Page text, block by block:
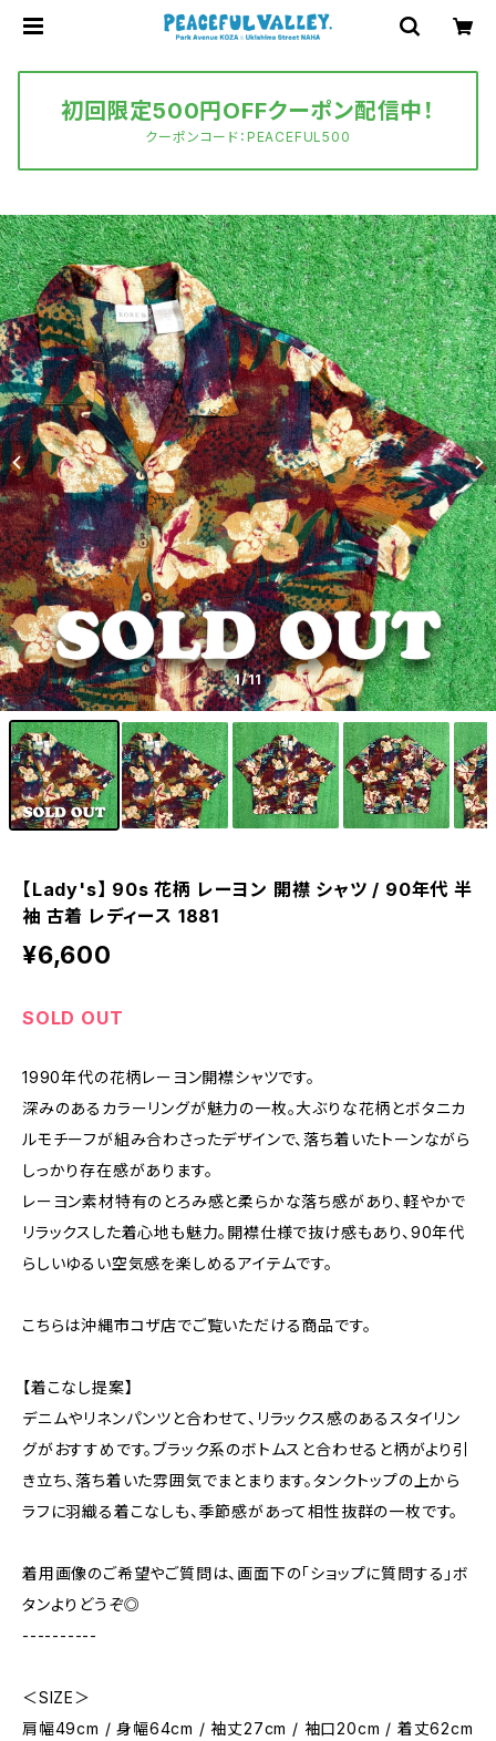
初回限定500円OFFクーポン配信中！
クーポンコード：PEACEFUL500
1/11
【Lady's】 90s 花柄 レーヨン 開襟 シャツ / 90年代 半
袖 古着 レディース 1881
¥6,600
SOLD OUT
1990年代の花柄レーヨン開襟シャツです。
深みのあるカラーリングが魅力の一枚。大ぶりな花柄とボタニカ
ルモチーフが組み合わさったデザインで、落ち着いたトーンながら
しっかり存在感があります。
レーヨン素材特有のとろみ感と柔らかな落ち感があり、軽やかで
リラックスした着心地も魅力。開襟仕様で抜け感もあり、90年代
らしいゆるい空気感を楽しめるアイテムです。
こちらは沖縄市コザ店でご覧いただける商品です。
【着こなし提案】
デニムやリネンパンツと合わせて、リラックス感のあるスタイリン
グがおすすめです。ブラック系のボトムスと合わせると柄がより引
き立ち、落ち着いた雰囲気でまとまります。タンクトップの上から
ラフに羽織る着こなしも、季節感があって相性抜群の一枚です。
着用画像のご希望やご質問は、画面下の「ショップに質問する」ボ
タンよりどうぞ◎
----------
＜SIZE＞
肩幅49cm / 身幅64cm / 袖丈27cm / 袖口20cm / 着丈62cm